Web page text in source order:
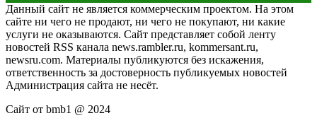
Данный сайт не является коммерческим проектом. На этом
сайте ни чего не продают, ни чего не покупают, ни какие
услуги не оказываются. Сайт представляет собой ленту
новостей RSS канала news.rambler.ru, kommersant.ru,
newsru.com. Материалы публикуются без искажения,
ответственность за достоверность публикуемых новостей
Администрация сайта не несёт.
Сайт от bmb1 @ 2024